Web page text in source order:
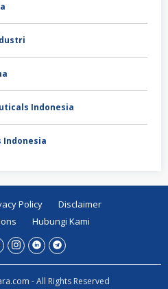
Indonesia
Indonesia
Policy
Disclaimer
Hubungi Kami
- All Rights Reserved